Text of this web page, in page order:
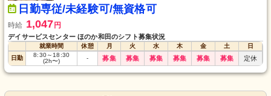
日勤専従/未経験可/無資格可
時給 1,047 円
デイサービスセンター ほのか和田のシフト募集状況
就業時間 休憩 月 火 水 木 金 土
日
日勤
8:30～18:30
(2h〜)
- 募集 募集 募集 募集 募集 募集 定休